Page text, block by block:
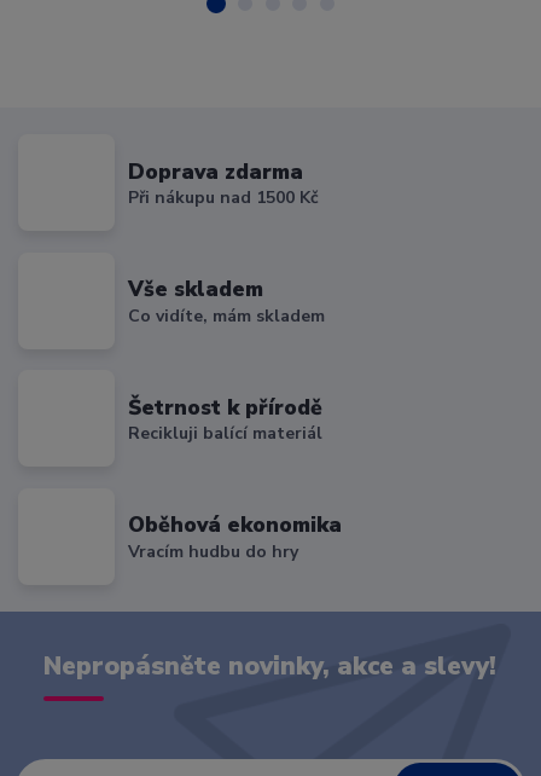
Doprava zdarma
Při nákupu nad 1500 Kč
Vše skladem
Co vidíte, mám skladem
Šetrnost k přírodě
Recikluji balící materiál
Oběhová ekonomika
Vracím hudbu do hry
Nepropásněte novinky, akce a slevy!